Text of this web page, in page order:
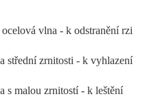
vlna - k odstranění rzi
střední zrnitosti - k vyhlazení
s malou zrnitostí - k leštění